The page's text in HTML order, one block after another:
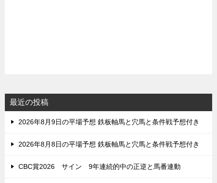
最近の投稿
2026年8月9日の平場予想 鉄板軸馬と穴馬と条件戦予想付き
2026年8月8日の平場予想 鉄板軸馬と穴馬と条件戦予想付き
CBC賞2026 サイン 9年連続的中の正逆と馬番連動